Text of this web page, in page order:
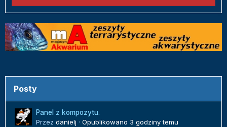
Posty
Panel z kompozytu.
Przez danielj · Opublikowano 3 godziny temu